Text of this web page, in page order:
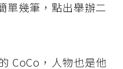
單幾筆，點出舉辦二
CoCo，人物也是他